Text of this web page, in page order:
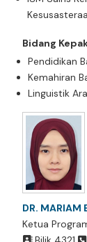
Bidang
Pendidikan
Kemahiran
Linguistik
DR. MARIAM
Ketua